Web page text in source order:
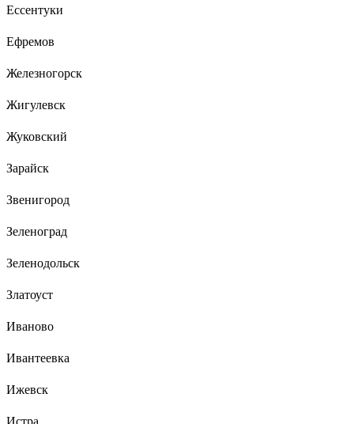
Ессентуки
Ефремов
Железногорск
Жигулевск
Жуковский
Зарайск
Звенигород
Зеленоград
Зеленодольск
Златоуст
Иваново
Ивантеевка
Ижевск
Истра